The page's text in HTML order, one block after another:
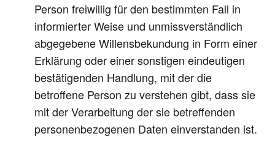
Person freiwillig für den bestimmten Fall in
informierter Weise und unmissverständlich
abgegebene Willensbekundung in Form einer
Erklärung oder einer sonstigen eindeutigen
bestätigenden Handlung, mit der die
betroffene Person zu verstehen gibt, dass sie
mit der Verarbeitung der sie betreffenden
personenbezogenen Daten einverstanden ist.